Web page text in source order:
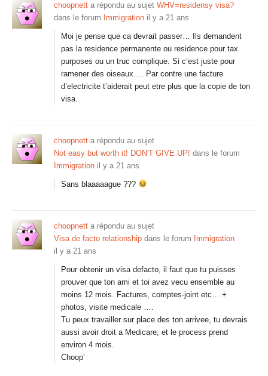
choopnett a répondu au sujet WHV=residensy visa?
dans le forum Immigration il y a 21 ans
Moi je pense que ca devrait passer… Ils demandent
pas la residence permanente ou residence pour tax
purposes ou un truc complique. Si c’est juste pour
ramener des oiseaux…. Par contre une facture
d’electricite t’aiderait peut etre plus que la copie de ton
visa.
choopnett a répondu au sujet
Not easy but worth it! DON'T GIVE UP! dans le forum
Immigration il y a 21 ans
Sans blaaaaague ???
choopnett a répondu au sujet
Visa de facto relationship dans le forum Immigration
il y a 21 ans
Pour obtenir un visa defacto, il faut que tu puisses
prouver que ton ami et toi avez vecu ensemble au
moins 12 mois. Factures, comptes-joint etc… +
photos, visite medicale ….
Tu peux travailler sur place des ton arrivee, tu devrais
aussi avoir droit a Medicare, et le process prend
environ 4 mois.
Choop’